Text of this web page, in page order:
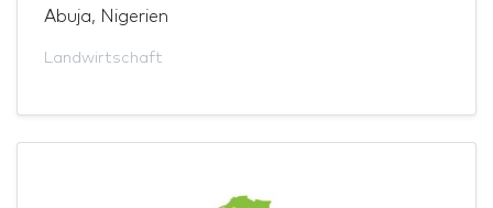
Abuja, Nigerien
Landwirtschaft